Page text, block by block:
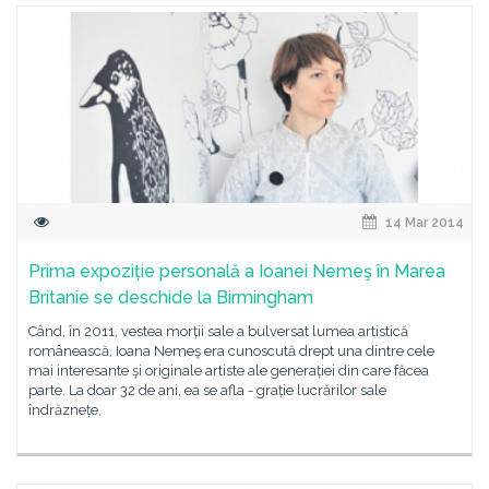
14 Mar 2014
Prima expoziție personală a Ioanei Nemeş în Marea
Britanie se deschide la Birmingham
Când, în 2011, vestea morții sale a bulversat lumea artistică
românească, Ioana Nemeş era cunoscută drept una dintre cele
mai interesante şi originale artiste ale generației din care făcea
parte. La doar 32 de ani, ea se afla - grație lucrărilor sale
îndrăznețe,